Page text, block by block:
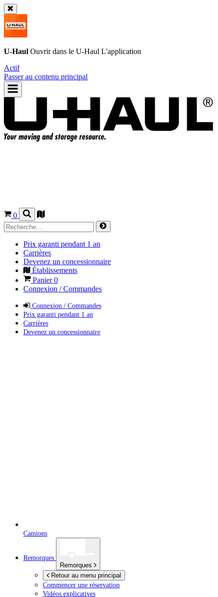
U-Haul Ouvrir dans le U-Haul L'application
Actif
Passer au contenu principal
0
Prix garanti pendant 1 an
Carrières
Devenez un concessionnaire
Établissements
Panier0
Connexion / Commandes
Connexion / Commandes
Prix garanti pendant 1 an
Carrières
Devenez un concessionnaire
Camions
Remorques
Remorques
Retour au menu principal
Commencer une réservation
Vidéos explicatives